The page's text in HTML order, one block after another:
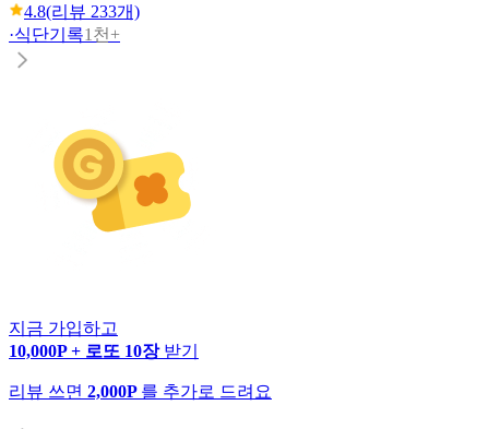
4.8(리뷰 233개)
·식단기록1천+
지금 가입하고
10,000P + 로또 10장 받기
리뷰 쓰면 2,000P 를 추가로 드려요